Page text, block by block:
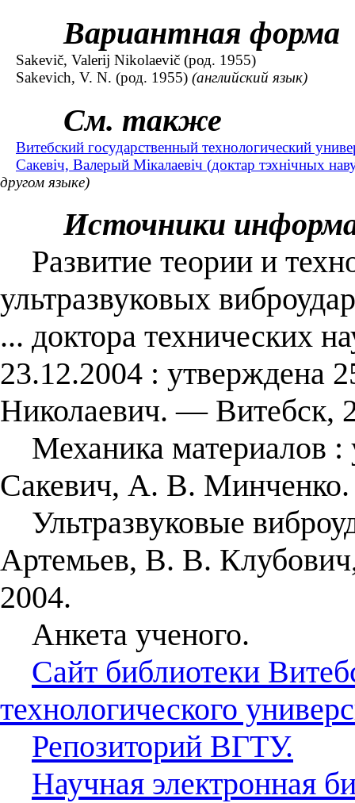
Вариантная форма
Sakevič, Valerij Nikolaevič (род. 1955)
Sakevich, V. N. (род. 1955) (английский язык)
См. также
Витебский государственный технологический
Сакевіч, Валерый Мікалаевіч (доктар тэхнічных
другом языке)
Источники
Развитие теории и
ультразвуковых
... доктора технических
23.12.2004 : утверждена
Николаевич. — Витебск,
Механика материалов :
Сакевич, А. В.
Ультразвуковые
Артемьев, В. В.
2004.
Анкета ученого.
Сайт библиотеки
технологического
Репозиторий ВГТУ.
Научная электронная